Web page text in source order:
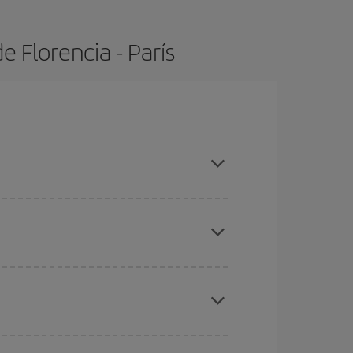
Florencia - París